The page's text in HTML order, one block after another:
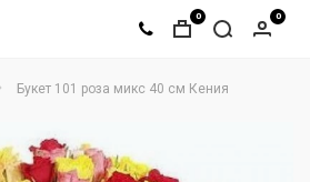
0 0
Букет 101 роза микс 40 см Кения